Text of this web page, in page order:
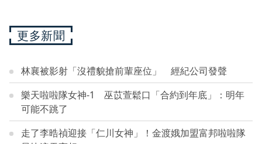
更多新聞
林襄被影射「沒禮貌搶前輩座位」 經紀公司發聲
樂天啦啦隊女神-1 巫苡萱鬆口「合約到年底」：明年
可能不跳了
走了李晧禎迎接「仁川女神」！金渡娥加盟富邦啦啦隊